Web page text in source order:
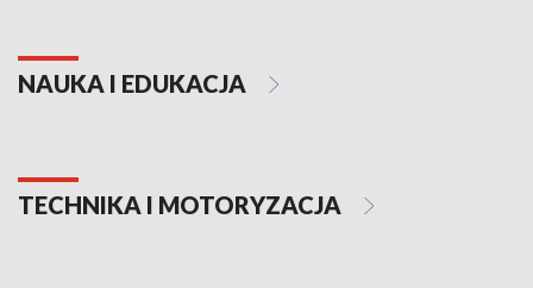
NAUKA I EDUKACJA
TECHNIKA I MOTORYZACJA